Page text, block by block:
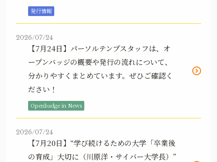
発行情報
2026/07/24
【7月24日】パーソルテンプスタッフは、オ
ープンバッジの概要や発行の流れについて、
分かりやすくまとめています。ぜひご確認く
ださい！
Openbadge in News
2026/07/24
【7月20日】“学び続けるための大学「卒業後
の育成」大切に（川原洋・サイバー大学長）”